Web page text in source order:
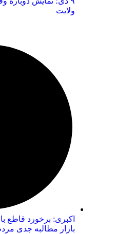
اکبری: برخورد قاطع با قاچاق،
بازار مطالبه جدی مردم است